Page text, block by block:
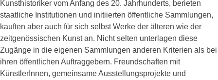
Kunsthistoriker vom Anfang des 20. Jahrhunderts, berieten
staatliche Institutionen und initiierten öffentliche Sammlungen,
kauften aber auch für sich selbst Werke der älteren wie der
zeitgenössischen Kunst an. Nicht selten unterlagen diese
Zugänge in die eigenen Sammlungen anderen Kriterien als bei
ihren öffentlichen Auftraggebern. Freundschaften mit
KünstlerInnen, gemeinsame Ausstellungsprojekte und